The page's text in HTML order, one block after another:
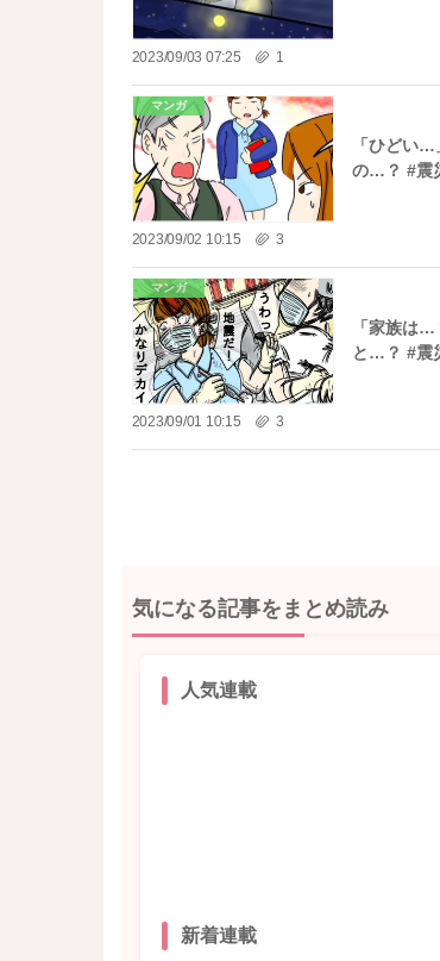
2023/09/03 07:25 1
マンガ
「ひどい
の…？ #震
2023/09/02 10:15 3
マンガ
「家族は
と…？ #震
2023/09/01 10:15 3
気になる記事をまとめ読み
人気連載
新着連載